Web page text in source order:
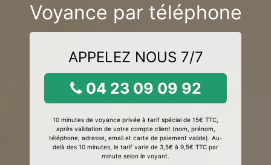
Voyance par téléphone
APPELEZ NOUS 7/7
04 23 09 09 92
10 minutes de voyance privée à tarif spécial de 15€ TTC,
après validation de votre compte client (nom, prénom,
téléphone, adresse, email et carte de paiement valide). Au-
delà des 10 minutes, le tarif varie de 3,5€ à 9,5€ TTC par
minute selon le voyant.